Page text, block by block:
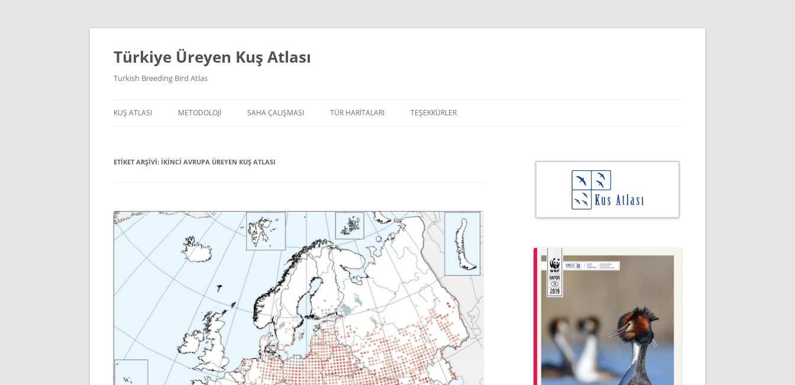
İçeriğe
Türkiye Üreyen Kuş Atlası
Turkish Breeding Bird Atlas
KUŞ ATLASI
PROJE ORTAKLARI
METODOLOJI
ÜREME KODLARI
SERBEST ÇALIŞMA
METODOLOJI BELGELERI
SAHA ÇALIŞMASI
ARAZI GÜNLÜKLERI
TÜR HARITALARI
TAVUGILLER
SU KUŞLARI
YIRTICI KUŞLAR
BATAKLIK KUŞLARI
KIYI KUŞLARI
MARTIGILLER
KARA KUŞLAR
KARGA GRUBU
TEŞEKKÜRLER
ETIKET ARŞIVI: İKINCI AVRUPA ÜREYEN KUŞ ATLASI